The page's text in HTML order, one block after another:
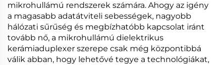
mikrohullámú rendszerek számára. Ahogy az igény
a magasabb adatátviteli sebességek, nagyobb
hálózati sűrűség és megbízhatóbb kapcsolat iránt
tovább nő, a mikrohullámú dielektrikus
kerámiaduplexer szerepe csak még központibbá
válik abban, hogy lehetővé tegye a technológiákat,